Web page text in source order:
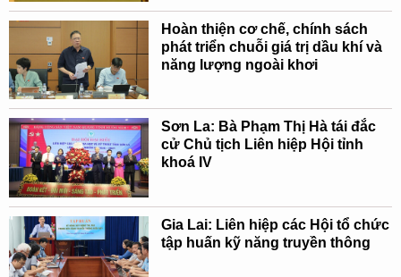
Hoàn thiện cơ chế, chính sách
phát triển chuỗi giá trị dầu khí và
năng lượng ngoài khơi
Sơn La: Bà Phạm Thị Hà tái đắc
cử Chủ tịch Liên hiệp Hội tỉnh
khoá IV
Gia Lai: Liên hiệp các Hội tổ chức
tập huấn kỹ năng truyền thông